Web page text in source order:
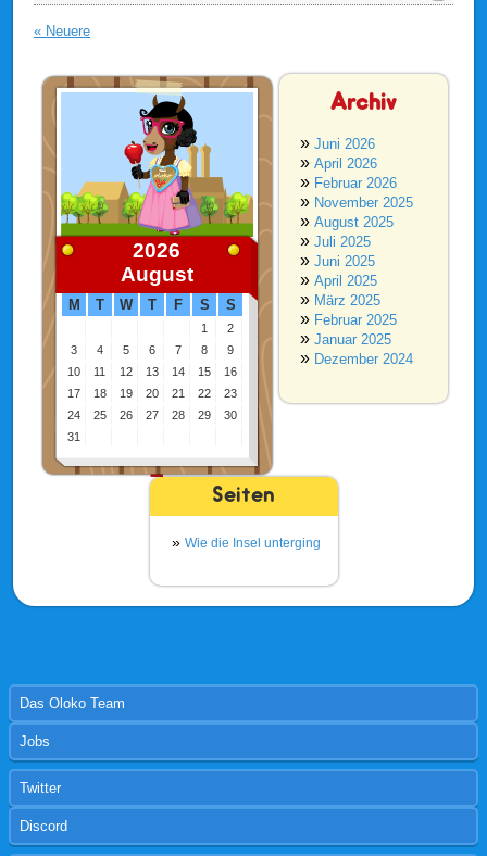
« Neuere
2026
August
M T W T F S S
1
2
3
4 5 6 7 8
9
10
11 12 13 14 15
16
17
18 19 20 21 22
23
24
25 26 27 28 29
30
31
Archiv
Juni 2026
April 2026
Februar 2026
November 2025
August 2025
Juli 2025
Juni 2025
April 2025
März 2025
Februar 2025
Januar 2025
Dezember 2024
Seiten
Wie die Insel unterging
Das Oloko Team
Jobs
Twitter
Discord